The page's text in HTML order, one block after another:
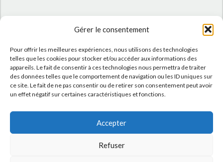
Gérer le consentement
Pour offrir les meilleures expériences, nous utilisons des technologies
telles que les cookies pour stocker et/ou accéder aux informations des
appareils. Le fait de consentir à ces technologies nous permettra de traiter
des données telles que le comportement de navigation ou les ID uniques sur
ce site. Le fait de ne pas consentir ou de retirer son consentement peut avoir
un effet négatif sur certaines caractéristiques et fonctions.
Accepter
Refuser
J'accepte laPolitique de confidentialitéde ce site.